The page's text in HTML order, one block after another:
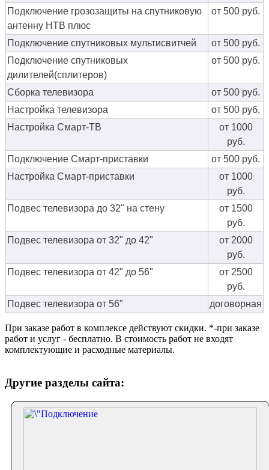
Подключение грозозащиты на спутниковую
антенну НТВ плюс
от 500 руб.
Подключение спутниковых мультисвитчей
от 500 руб.
Подключение спутниковых
дилителей(сплитеров)
от 500 руб.
Сборка телевизора
от 500 руб.
Настройка телевизора
от 500 руб.
Настройка Смарт-ТВ
от 1000
руб.
Подключение Смарт-приставки
от 500 руб.
Настройка Смарт-приставки
от 1000
руб.
Подвес телевизора до 32" на стену
от 1500
руб.
Подвес телевизора от 32" до 42"
от 2000
руб.
Подвес телевизора от 42" до 56"
от 2500
руб.
Подвес телевизора от 56"
договорная
При заказе работ в комплексе действуют скидки. *-при заказе
работ и услуг - бесплатно. В стоимость работ не входят
комплектующие и расходные материалы.
Другие разделы сайта: